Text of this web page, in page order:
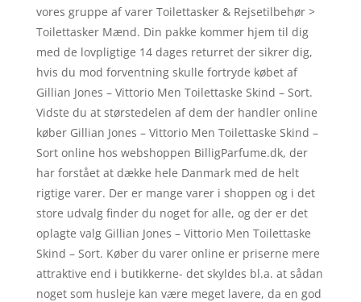
vores gruppe af varer Toilettasker & Rejsetilbehør >
Toilettasker Mænd. Din pakke kommer hjem til dig
med de lovpligtige 14 dages returret der sikrer dig,
hvis du mod forventning skulle fortryde købet af
Gillian Jones – Vittorio Men Toilettaske Skind – Sort.
Vidste du at størstedelen af dem der handler online
køber Gillian Jones – Vittorio Men Toilettaske Skind –
Sort online hos webshoppen BilligParfume.dk, der
har forstået at dække hele Danmark med de helt
rigtige varer. Der er mange varer i shoppen og i det
store udvalg finder du noget for alle, og der er det
oplagte valg Gillian Jones – Vittorio Men Toilettaske
Skind – Sort. Køber du varer online er priserne mere
attraktive end i butikkerne- det skyldes bl.a. at sådan
noget som husleje kan være meget lavere, da en god